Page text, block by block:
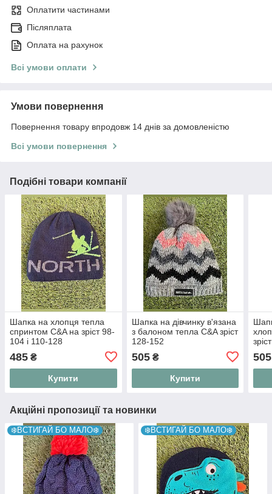
Оплатити частинами
Післяплата
Оплата на рахунок
Всі умови оплати
Умови повернення
Повернення товару впродовж 14 днів за домовленістю
Всі умови повернення
Подібні товари компанії
Шапка на хлопця тепла
спринтом C&A на зріст 98-
104 і 110-128
485 ₴
Купити
Шапка на дівчинку в'язана
з балоном тепла C&A зріст
128-152
505₴
Купити
505
Акційні пропозиції та новинки
❄️ВСТИГАЙ БО МАЛО❄️ ❄️ВСТИГАЙ БО МАЛО❄️